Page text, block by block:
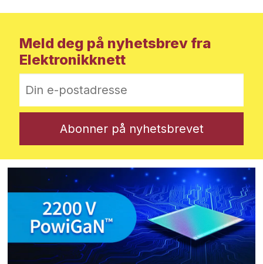
Meld deg på nyhetsbrev fra
Elektronikknett